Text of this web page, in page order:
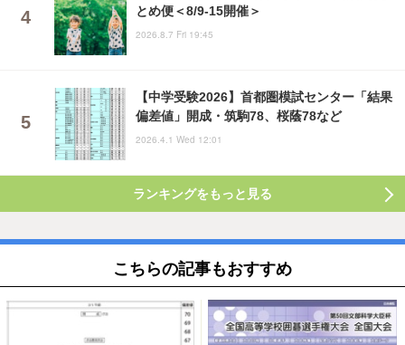
とめ便＜8/9-15開催＞
2026.8.7 Fri 19:45
【中学受験2026】首都圏模試センター「結果
偏差値」開成・筑駒78、桜蔭78など
2026.4.1 Wed 12:01
ランキングをもっと見る
こちらの記事もおすすめ